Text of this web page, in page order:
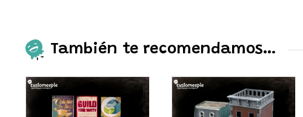
También te recomendamos…